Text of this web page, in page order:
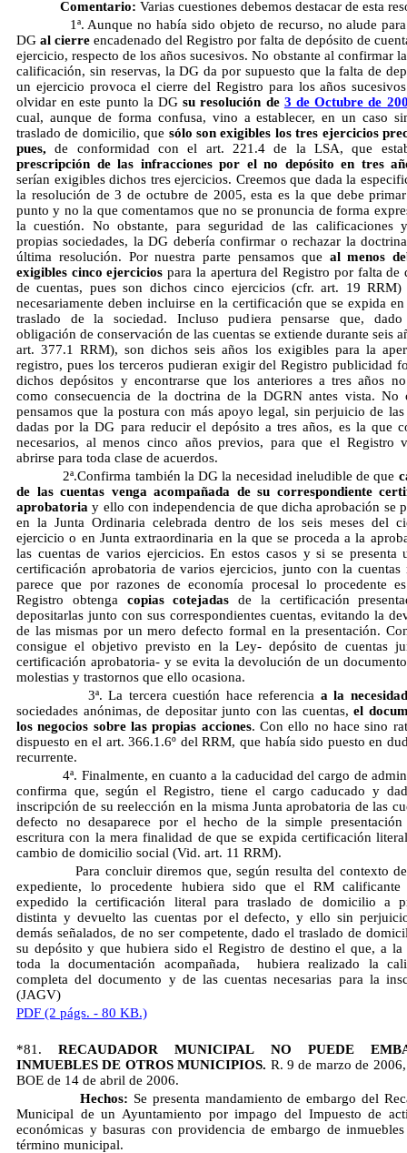
Comentario: Varias cuestiones debemos destacar de esta
1ª. Aunque no había sido objeto de recurso, no alude para
DG al cierre encadenado del Registro por falta de depósito de
ejercicio, respecto de los años sucesivos. No obstante al confirmar
calificación, sin reservas, la DG da por supuesto que la falta de
un ejercicio provoca el cierre del Registro para los años
olvidar en este punto la DGsu resolución de 3 de Octubre de
cual, aunque de forma confusa, vino a establecer, en un caso
traslado de domicilio, que sólo son exigibles los tres ejercicios
pues,de conformidad con el art. 221.4 de la LSA, que
prescripción de las infracciones por el no depósito en tres
serían exigibles dichos tres ejercicios. Creemos que dada la
la resolución de 3 de octubre de 2005, esta es la que debe
punto y no la que comentamos que no se pronuncia de forma
la cuestión. No obstante, para seguridad de las calificaciones
propias sociedades, la DG debería confirmar o rechazar la
última resolución. Por nuestra parte pensamos que al menos
exigibles cinco ejercicios para la apertura del Registro por falta de
de cuentas, pues son dichos cinco ejercicios (cfr. art. 19 RRM)
necesariamente deben incluirse en la certificación que se expida en
traslado de la sociedad. Incluso pudiera pensarse que,
obligación de conservación de las cuentas se extiende durante seis
art. 377.1 RRM), son dichos seis años los exigibles para la
registro, pues los terceros pudieran exigir del Registro publicidad
dichos depósitos y encontrarse que los anteriores a tres años
como consecuencia de la doctrina de la DGRN antes vista. No
pensamos que la postura con más apoyo legal, sin perjuicio de las
dadas por la DG para reducir el depósito a tres años, es la que
necesarios, al menos cinco años previos, para que el Registro
abrirse para toda clase de acuerdos.
2ª.Confirma también la DG la necesidad ineludible de que
de las cuentas venga acompañada de su correspondiente
aprobatoriay ello con independencia de que dicha aprobación se
en la Junta Ordinaria celebrada dentro de los seis meses del
ejercicio o en Junta extraordinaria en la que se proceda a la
las cuentas de varios ejercicios. En estos casos y si se presenta
certificación aprobatoria de varios ejercicios, junto con la cuentas
parece que por razones de economía procesal lo procedente
Registro obtenga copias cotejadas de la certificación
depositarlas junto con sus correspondientes cuentas, evitando la
de las mismas por un mero defecto formal en la presentación.
consigue el objetivo previsto en la Ley- depósito de cuentas
certificación aprobatoria- y se evita la devolución de un
molestias y trastornos que ello ocasiona.
3ª. La tercera cuestión hace referencia a la necesidad
sociedades anónimas, de depositar junto con las cuentas, el
los negocios sobre las propias acciones. Con ello no hace sino
dispuesto en el art. 366.1.6º del RRM, que había sido puesto en
recurrente.
4ª. Finalmente, en cuanto a la caducidad del cargo de
confirma que, según el Registro, tiene el cargo caducado y
inscripción de su reelección en la misma Junta aprobatoria de las
defecto no desaparece por el hecho de la simple
escritura con la mera finalidad de que se expida certificación
cambio de domicilio social (Vid. art. 11 RRM).
Para concluir diremos que, según resulta del contexto de
expediente, lo procedente hubiera sido que el RM calificante
expedido la certificación literal para traslado de domicilio a
distinta y devuelto las cuentas por el defecto, y ello sin
demás señalados, de no ser competente, dado el traslado de
su depósito y que hubiera sido el Registro de destino el que, a la
toda la documentación acompañada, hubiera realizado la
completa del documento y de las cuentas necesarias para la
(JAGV)
PDF (2 págs. - 80 KB.)
*81.RECAUDADOR MUNICIPAL NO PUEDE
INMUEBLES DE OTROS MUNICIPIOS. R. 9 de marzo de
BOE de 14 de abril de 2006.
Hechos: Se presenta mandamiento de embargo del
Municipal de un Ayuntamiento por impago del Impuesto de
económicas y basuras con providencia de embargo de
término municipal.